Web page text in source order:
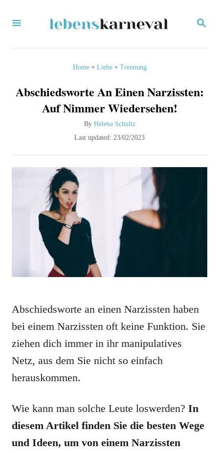
S
Home» Liebe» Trennung
Abschiedsworte An Einen Narzissten:
Auf Nimmer Wiedersehen!
By A
h
o
Helena Schultz
P
t
e
d
o
n
Last updated: 23/02/2023
Abschiedsworte an einen Narzissten haben
bei einem Narzissten oft keine Funktion. Sie
ziehen dich immer in ihr manipulatives
Netz, aus dem Sie nicht so einfach
herauskommen.
Wie kann man solche Leute loswerden? In
diesem Artikel finden Sie die besten Wege
und Ideen, um von einem Narzissten